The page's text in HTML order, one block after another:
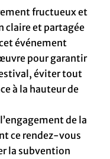
fructueux et
claire et partagée
événement
pour garantir
éviter tout
à la hauteur de
de la
ce rendez-vous
la subvention